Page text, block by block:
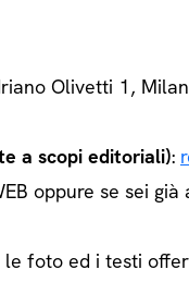
Olivetti 1,
a scopi editoriali):
oppure se sei
le foto ed i testi